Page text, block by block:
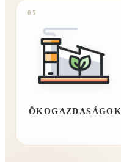
05
ÖKOGAZDASÁGOK